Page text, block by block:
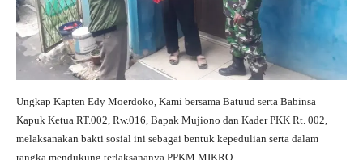
Ungkap Kapten Edy Moerdoko, Kami bersama Batuud serta Babinsa
Kapuk Ketua RT.002, Rw.016, Bapak Mujiono dan Kader PKK Rt. 002,
melaksanakan bakti sosial ini sebagai bentuk kepedulian serta dalam
rangka mendukung terlaksananya PPKM MIKRO.